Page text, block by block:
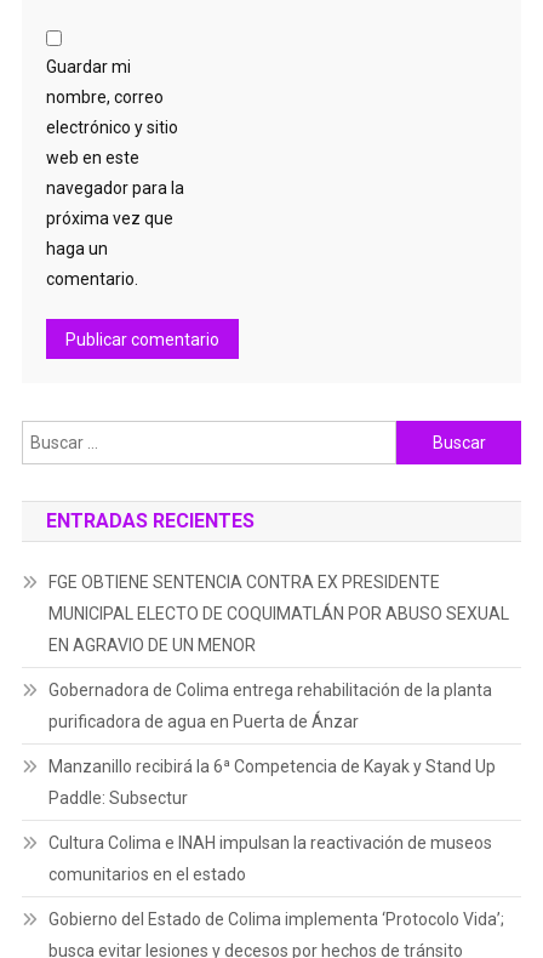
Guardar mi
nombre, correo
electrónico y sitio
web en este
navegador para la
próxima vez que
haga un
comentario.
Buscar:
ENTRADAS RECIENTES
FGE OBTIENE SENTENCIA CONTRA EX PRESIDENTE
MUNICIPAL ELECTO DE COQUIMATLÁN POR ABUSO SEXUAL
EN AGRAVIO DE UN MENOR
Gobernadora de Colima entrega rehabilitación de la planta
purificadora de agua en Puerta de Ánzar
Manzanillo recibirá la 6ª Competencia de Kayak y Stand Up
Paddle: Subsectur
Cultura Colima e INAH impulsan la reactivación de museos
comunitarios en el estado
Gobierno del Estado de Colima implementa ‘Protocolo Vida’;
busca evitar lesiones y decesos por hechos de tránsito